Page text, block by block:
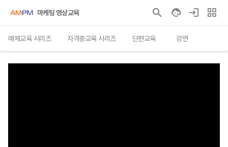
마케팅 영상교육
매체교육 시리즈 자격증교육 시리즈 단편교육 강연